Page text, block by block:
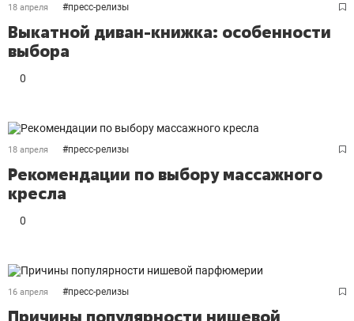
18 апреля #пресс-релизы
Выкатной диван-книжка: особенности
выбора
0
18 апреля #пресс-релизы
Рекомендации по выбору массажного
кресла
0
16 апреля #пресс-релизы
Причины популярности нишевой